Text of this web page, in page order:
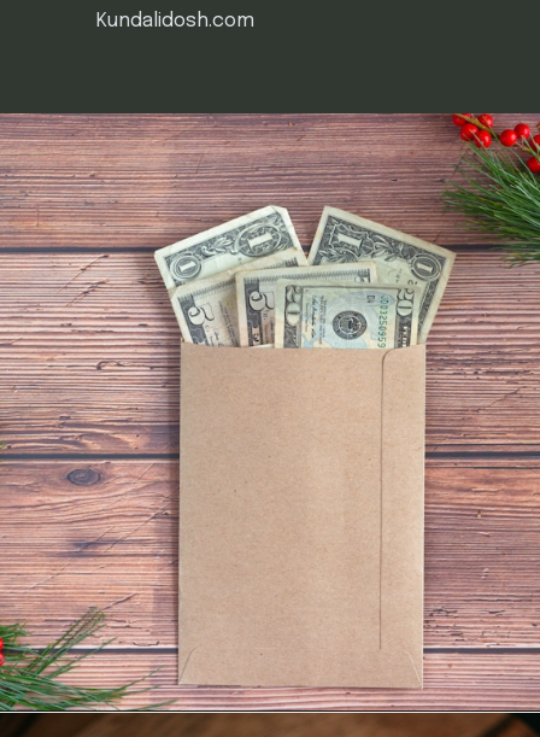
Kundalidosh.com